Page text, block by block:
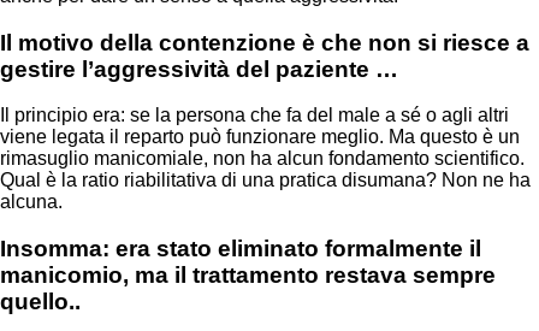
Il motivo della contenzione è che non si riesce a
gestire l’aggressività del paziente …
Il principio era: se la persona che fa del male a sé o agli altri
viene legata il reparto può funzionare meglio. Ma questo è un
rimasuglio manicomiale, non ha alcun fondamento scientifico.
Qual è la ratio riabilitativa di una pratica disumana? Non ne ha
alcuna.
Insomma: era stato eliminato formalmente il
manicomio, ma il trattamento restava sempre
quello..